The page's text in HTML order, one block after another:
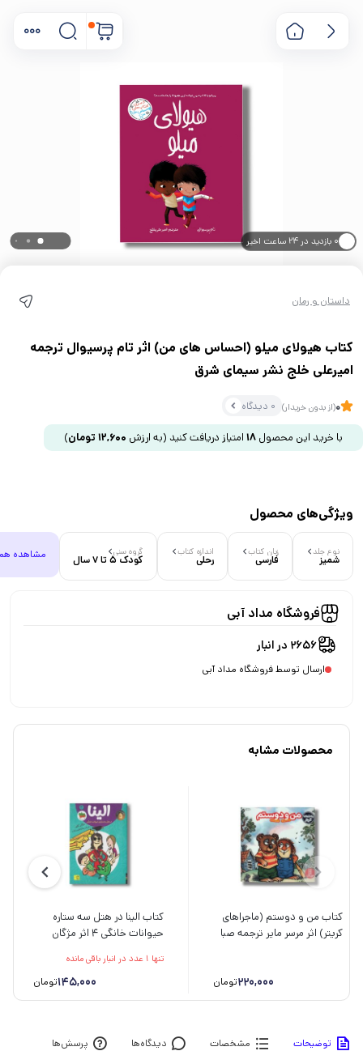
۰ بازدید در ۲۴ ساعت اخیر
داستان و رمان
کتاب هیولای میلو (احساس های من) اثر تام پرسیوال ترجمه
امیرعلی خلج نشر سیمای شرق
0(از بدون خریدار) 0 دیدگاه
با خرید این محصول 18 امتیاز دریافت کنید (به ارزش 12,600 تومان)
ویژگی‌های محصول
نوع جلد
شمیز
زبان کتاب
فارسی
اندازه کتاب
رحلی
گروه سنی
کودک 5 تا 7 سال مشاهده
فروشگاه مداد آبی
2656 در انبار
ارسال توسط فروشگاه مداد آبی
محصولات مشابه
کتاب من و دوستم (ماجراهای
کریتر) اثر مرسر مایر ترجمه صبا
220,000تومان
کتاب الینا در هتل سه ستاره
حیوانات خانگی 4 اثر مژگان
تنها 1 عدد در انبار باقی مانده
145,000تومان
توضیحات مشخصات دیدگاه‌ها پرسش‌ها